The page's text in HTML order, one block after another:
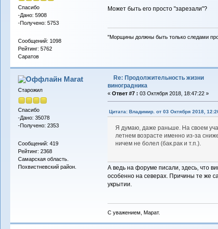
Спасибо
-Дано: 5908
-Получено: 5753
Сообщений: 1098
Рейтинг: 5762
Саратов
Может быть его просто "зарезали"?
"Морщины должны быть только следами
Marat
Старожил
Спасибо
-Дано: 35078
-Получено: 2353
Сообщений: 419
Рейтинг: 2368
Самарская область.
Похвистневский район.
Re: Продолжительность жизни
виноградника
« Ответ #7 : 03 Октября 2018, 18:47:22 »
Цитата: Владимир. от 03 Октября 2018,
Я думаю, даже раньше. На своем
летнем возрасте именно из-за
ничем не болел (бак.рак и т.п.).
А ведь на форуме писали, здесь, что
особенно на северах. Причины те же
укрытии.
С уважением, Марат.